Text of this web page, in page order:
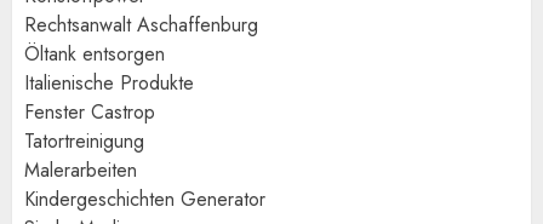
Rechtsanwalt Aschaffenburg
Öltank entsorgen
Italienische Produkte
Fenster Castrop
Tatortreinigung
Malerarbeiten
Kindergeschichten Generator